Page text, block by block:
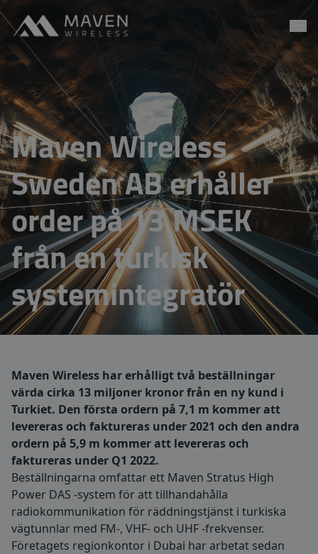
Go to content
Maven Wireless
Maven Wireless
Sweden AB erhåller
order på 13 MSEK
från en turkisk
systemintegratör
Maven Wireless har erhålligt två beställningar
värda cirka 13 miljoner kronor från en ny kund i
Turkiet. Den första ordern på 7,1 m kommer att
levereras och faktureras under 2021 och den andra
ordern på 5,9 m kommer att levereras och
faktureras under Q1 2022.
Beställningarna omfattar ett Maven Stratus High
Power DAS -system för att tillhandahålla
radiokommunikation för räddningstjänst i turkiska
vägtunnlar med FM-, VHF- och UHF -frekvenser.
Företagets regionkontor i Dubai har arbetat sedan